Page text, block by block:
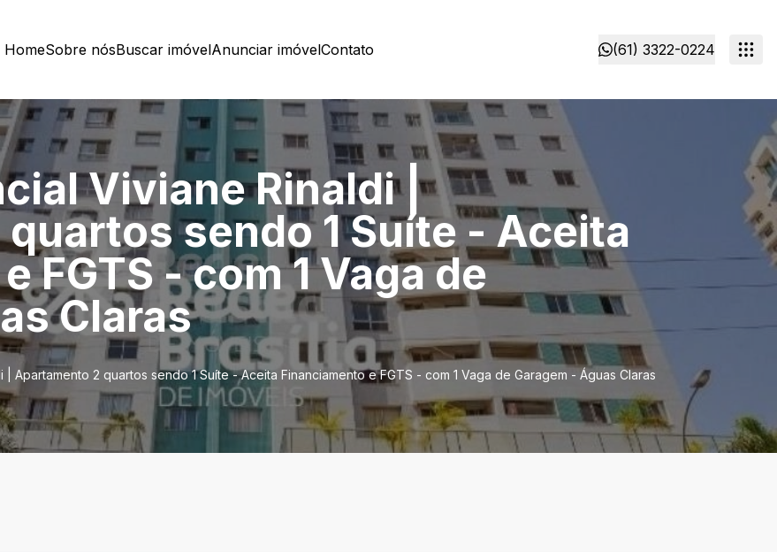
HomeSobre nósBuscar imóvelAnunciar imóvelContato (61) 3322-0224
Viviane Rinaldi |
sendo 1 Suíte - Aceita
FGTS - com 1 Vaga de
Claras
| Apartamento 2 quartos sendo 1 Suíte - Aceita Financiamento e FGTS - com 1 Vaga de Garagem - Águas Claras